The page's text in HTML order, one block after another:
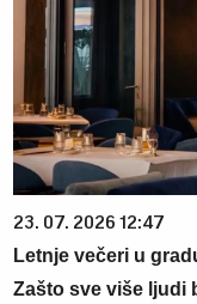
23. 07. 2026 12:47
Letnje večeri u
Zašto sve više ljudi